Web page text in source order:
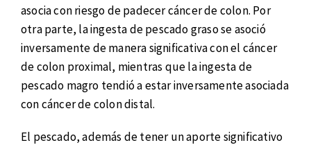
asocia con riesgo de padecer cáncer de colon. Por
otra parte, la ingesta de pescado graso se asoció
inversamente de manera significativa con el cáncer
de colon proximal, mientras que la ingesta de
pescado magro tendió a estar inversamente asociada
con cáncer de colon distal.
El pescado, además de tener un aporte significativo